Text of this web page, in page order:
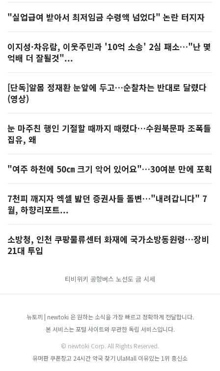
"실업급여 받아서 최저임금 수령액 넘었다" 논란 터지자
이지성·차유람, 이웃주민과 '10억 소송' 2심 패소…"난 몇
억배 더 잘될것"...
[단독]알몸 정재환 눈앞에 두고…순찰차는 반대로 달렸다
(영상)
눈 마주친 행인 기절할 때까지 때렸다…수원북문파 조폭들
집유, 왜
"여주 하천에 50㎝ 크기 악어 있어요"…30여분 만에 포획
7천피 깨지자 엑셀 밟던 증권사들 돌변…"내려갑니다" 7
월, 하향리포트...
소방청, 인천 쿠팡물류센터 화재에 국가소방동원령…장비
21대 투입
티비위키 공항버스 노선도 금 시세
뉴토끼 | newtoki 은 원하는 소식을 가장 빠르고 정확하게 전달합니다.
본 서비스는 포털 사이트와 무관한 독립 서비스입니다.
© newtoki Corp. All Rights Reserved.
유머판쿠폰창고 24시간 약국 찾기 UlaMall 이유있는 1위 흥신소